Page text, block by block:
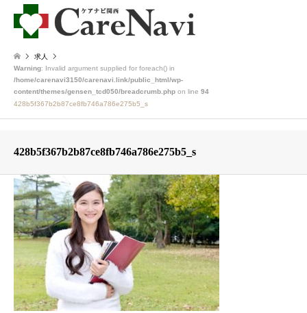
求人
Warning: Invalid argument supplied for foreach() in
/home/carenavi3150/carenavi.link/public_html/wp-
content/themes/gensen_tcd050/breadcrumb.php on line 94
428b5f367b2b87ce8fb746a786e275b5_s
428b5f367b2b87ce8fb746a786e275b5_s